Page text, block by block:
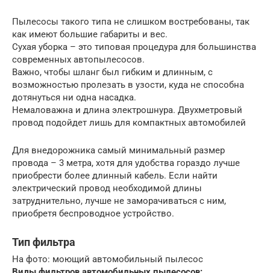
Пылесосы такого типа не слишком востребованы, так
как имеют большие габариты и вес.
Сухая уборка – это типовая процедура для большинства
современных автопылесосов.
Важно, чтобы шланг был гибким и длинным, с
возможностью пролезать в узости, куда не способна
дотянуться ни одна насадка.
Немаловажна и длина электрошнура. Двухметровый
провод подойдет лишь для компактных автомобилей
Для внедорожника самый минимальный размер
провода – 3 метра, хотя для удобства гораздо лучше
приобрести более длинный кабель. Если найти
электрический провод необходимой длины
затруднительно, лучше не заморачиваться с ним,
приобретя беспроводное устройство.
Тип фильтра
На фото: моющий автомобильный пылесос